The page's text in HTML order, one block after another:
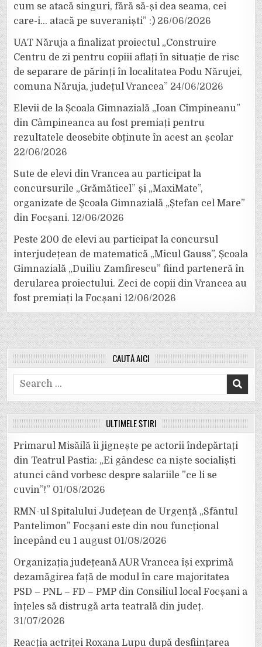
cum se atacă singuri, fără să-și dea seama, cei
care-i… atacă pe suveraniști” :) 26/06/2026
UAT Năruja a finalizat proiectul „Construire
Centru de zi pentru copiii aflați în situație de risc
de separare de părinți în localitatea Podu Nărujei,
comuna Năruja, județul Vrancea” 24/06/2026
Elevii de la Școala Gimnazială „Ioan Cîmpineanu”
din Câmpineanca au fost premiați pentru
rezultatele deosebite obținute în acest an școlar
22/06/2026
Sute de elevi din Vrancea au participat la
concursurile „Grămăticel” și „MaxiMate”,
organizate de Școala Gimnazială „Ștefan cel Mare”
din Focșani. 12/06/2026
Peste 200 de elevi au participat la concursul
interjudețean de matematică „Micul Gauss”, Școala
Gimnazială „Duiliu Zamfirescu” fiind parteneră în
derularea proiectului. Zeci de copii din Vrancea au
fost premiați la Focșani 12/06/2026
CAUTĂ AICI
Search
for:
ULTIMELE ȘTIRI
Primarul Misăilă îi jignește pe actorii îndepărtați
din Teatrul Pastia: „Ei gândesc ca niște socialiști
atunci când vorbesc despre salariile ”ce li se
cuvin”!” 01/08/2026
RMN-ul Spitalului Județean de Urgență „Sfântul
Pantelimon” Focșani este din nou funcțional
începând cu 1 august 01/08/2026
Organizația județeană AUR Vrancea își exprimă
dezamăgirea față de modul în care majoritatea
PSD – PNL – FD – PMP din Consiliul local Focșani a
înțeles să distrugă arta teatrală din județ.
31/07/2026
Reacția actriței Roxana Lupu după desființarea